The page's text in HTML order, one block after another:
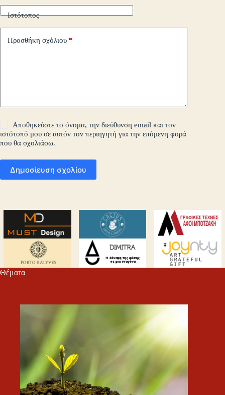
Ιστότοπος
Προσθήκη σχόλιου *
Αποθηκεύστε το όνομα, την διεύθυνση email και τον
ιστότοπό μου σε αυτόν τον περιηγητή για την επόμενη φορά
που θα σχολιάσω.
Δημοσίευση σχολίου
Θέματα